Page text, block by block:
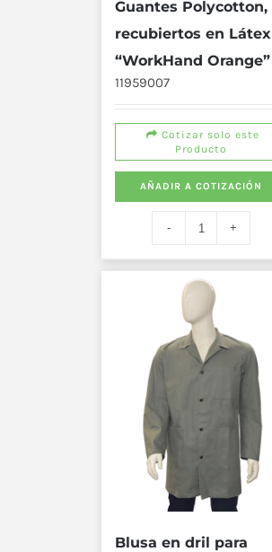
Guantes Polycotton,
recubiertos en Látex
“WorkHand Orange”
11959007
Cotizar solo este
Producto
AÑADIR A COTIZACIÓN
Blusa en dril para